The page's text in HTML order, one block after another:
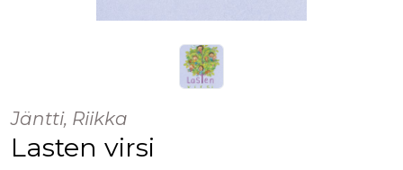
Jäntti, Riikka
Lasten virsi